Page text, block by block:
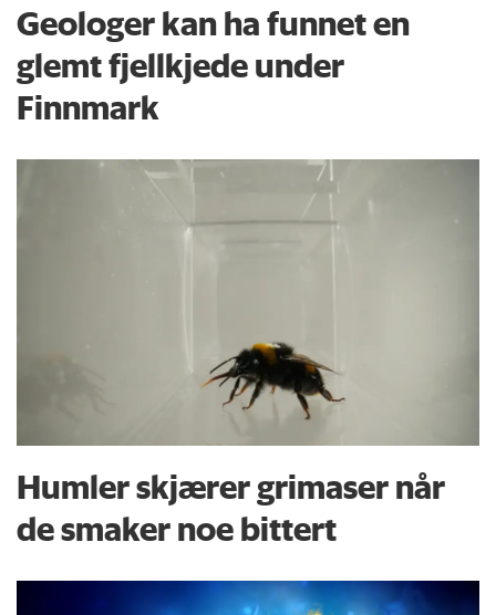
Geologer kan ha funnet en
glemt fjellkjede under
Finnmark
Humler skjærer grimaser når
de smaker noe bittert